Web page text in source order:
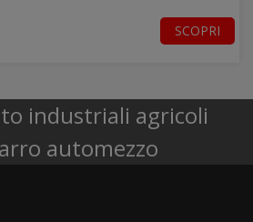
SCOPRI
industriali agricoli
automezzo